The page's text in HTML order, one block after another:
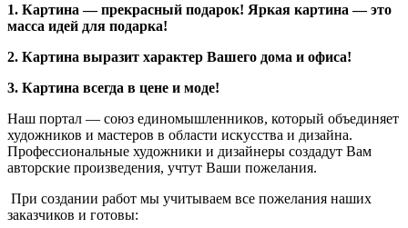
1. Картина — прекрасный подарок! Яркая картина — это
масса идей для подарка!
2. Картина выразит характер Вашего дома и офиса!
3. Картина всегда в цене и моде!
Наш портал — союз единомышленников, который объединяет
художников и мастеров в области искусства и дизайна.
Профессиональные художники и дизайнеры создадут Вам
авторские произведения, учтут Ваши пожелания.
При создании работ мы учитываем все пожелания наших
заказчиков и готовы: